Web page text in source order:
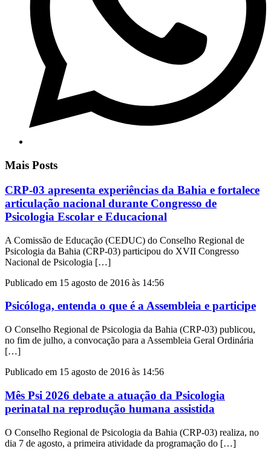
Mais Posts
CRP-03 apresenta experiências da Bahia e fortalece
articulação nacional durante Congresso de
Psicologia Escolar e Educacional
A Comissão de Educação (CEDUC) do Conselho Regional de
Psicologia da Bahia (CRP-03) participou do XVII Congresso
Nacional de Psicologia […]
Publicado em 15 agosto de 2016 às 14:56
Psicóloga, entenda o que é a Assembleia e participe
O Conselho Regional de Psicologia da Bahia (CRP-03) publicou,
no fim de julho, a convocação para a Assembleia Geral Ordinária
[…]
Publicado em 15 agosto de 2016 às 14:56
Mês Psi 2026 debate a atuação da Psicologia
perinatal na reprodução humana assistida
O Conselho Regional de Psicologia da Bahia (CRP-03) realiza, no
dia 7 de agosto, a primeira atividade da programação do […]